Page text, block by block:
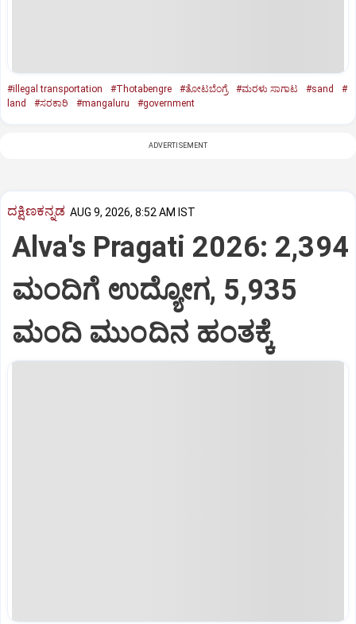
#illegal transportation #Thotabengre #ತೋಟಬೆಂಗ್ರೆ #ಮರಳು ಸಾಗಾಟ #sand
#
land
#ಸರಕಾರಿ #mangaluru #government
ADVERTISEMENT
ದಕ್ಷಿಣಕನ್ನಡ AUG 9, 2026, 8:52 AM IST
Alva's Pragati 2026: 2,394
ಮಂದಿಗೆ ಉದ್ಯೋಗ, 5,935
ಮಂದಿ ಮುಂದಿನ ಹಂತಕ್ಕೆ